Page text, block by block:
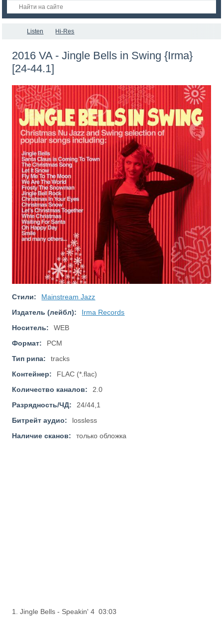
Listen Hi-Res
2016 VA - Jingle Bells in Swing {Irma}
[24-44.1]
Стили:
Mainstream Jazz
Издатель (лейбл):
Irma Records
Носитель:
WEB
Формат:
PCM
Тип рипа:
tracks
Контейнер:
FLAC (*.flac)
Количество каналов:
2.0
Разрядность/ЧД:
24/44,1
Битрейт аудио:
lossless
Наличие сканов:
только обложка
1. Jingle Bells - Speakin' 4 03:03